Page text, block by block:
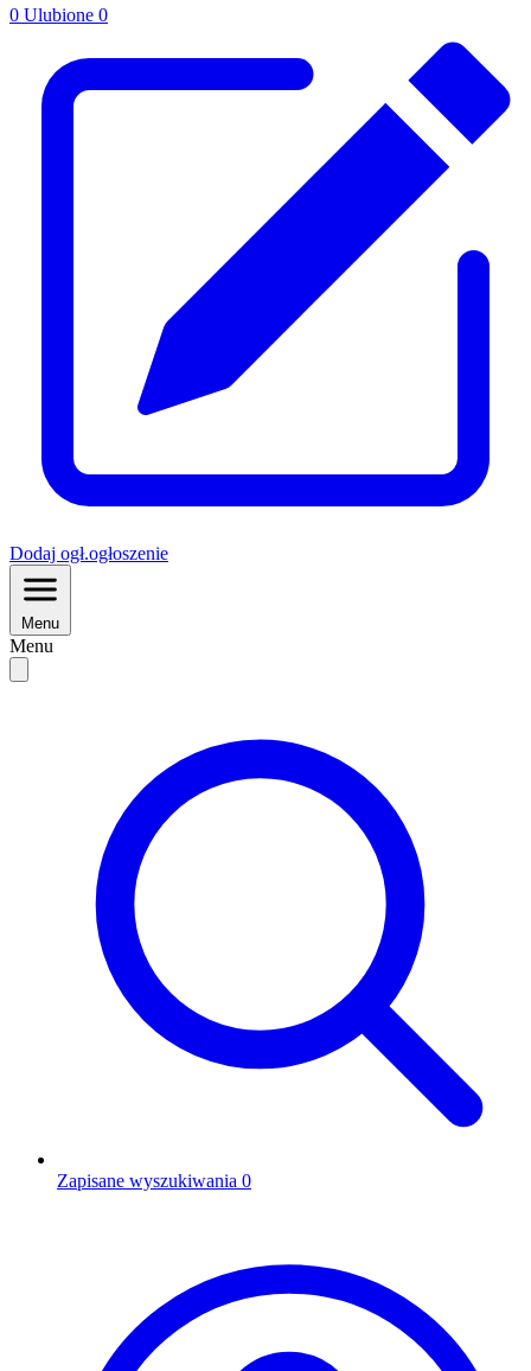
0 Ulubione 0
Dodaj ogł.ogłoszenie
Menu
Menu
Zapisane wyszukiwania 0